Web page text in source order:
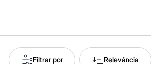
Filtrar por Relevância